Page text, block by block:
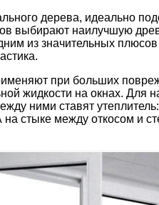
дерева, идеально
выбирают наилучшую
из значительных
при больших
жидкости на окнах. Для
ними ставят
стыке между откосом и